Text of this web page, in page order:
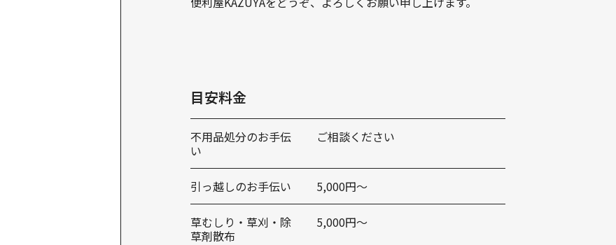
目安料金
不用品処分のお手伝
い
ご相談ください
引っ越しのお手伝い 5,000円〜
草むしり・草刈・除
草剤散布
5,000円〜